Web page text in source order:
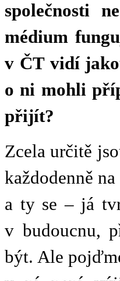
společnosti
médium
v ČT vidí
o ni mohli
přijít?
Zcela určitě
každodenně
a ty se – já
v budoucnu,
být. Ale